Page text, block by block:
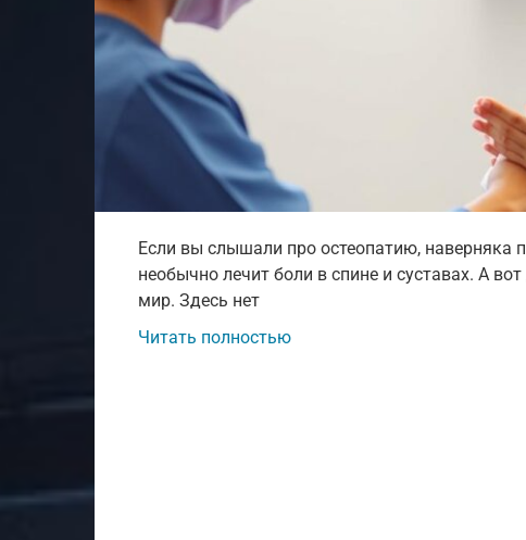
Если вы слышали про остеопатию, наверняка
необычно лечит боли в спине и суставах. А
мир. Здесь нет
Читать полностью